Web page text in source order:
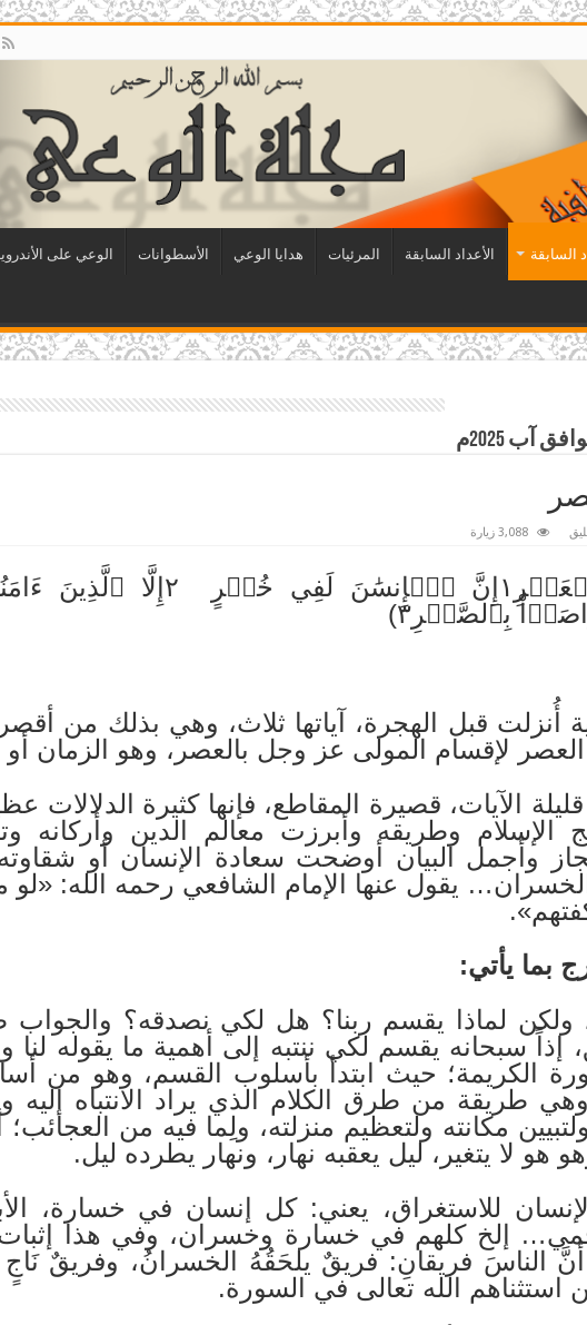
السابقة الأعداد السابقة المرئيات هدايا الوعي الأسطوانات الوعي على
3,088 زيارة
قال الله تعالى: (وَٱلۡعَصۡرِ١إِنَّ
بِٱلصَّبۡرِ٣)
قبل الهجرة، آياتها ثلاث، وهي بذلك من أقصر
لإقسام المولى عز وجل بالعصر، وهو الزمان
الآيات، قصيرة المقاطع، فإنها كثيرة الدلالات
الإسلام وطريقه وأبرزت معالم الدين وأركانه
وأجمل البيان أوضحت سعادة الإنسان أو
يقول عنها الإمام الشافعي رحمه الله: «لو
بما يأتي:
لماذا يقسم ربنا؟ هل لكي نصدقه؟ والجواب
إذاً سبحانه يقسم لكي ننتبه إلى أهمية ما يقوله لنا
الكريمة؛ حيث ابتدأ بأسلوب القسم، وهو من
طريقة من طرق الكلام الذي يراد الانتباه إليه
مكانته ولتعظيم منزلته، ولِما فيه من
هو لا يتغير، ليل يعقبه نهار، ونهار يطرده ليل.
للاستغراق، يعني: كل إنسان في خسارة،
إلخ كلهم في خسارة وخسران، وفي هذا إثبات
الناسَ فريقانِ: فريقٌ يلحَقُهُ الخسرانُ، وفريقٌ
استثناهم الله تعالى في السورة.